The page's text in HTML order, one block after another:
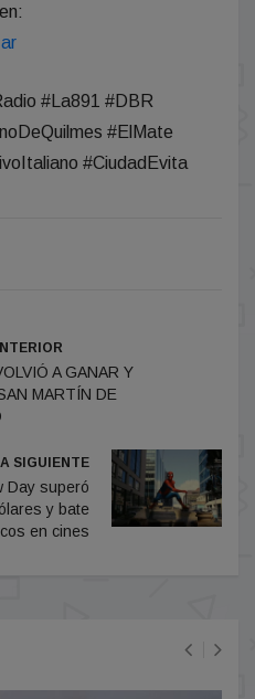
#La891 #DBR
#ElMate
#CiudadEvita
A GANAR Y
MARTÍN DE
SIGUIENTE
Day superó
y bate
en cines